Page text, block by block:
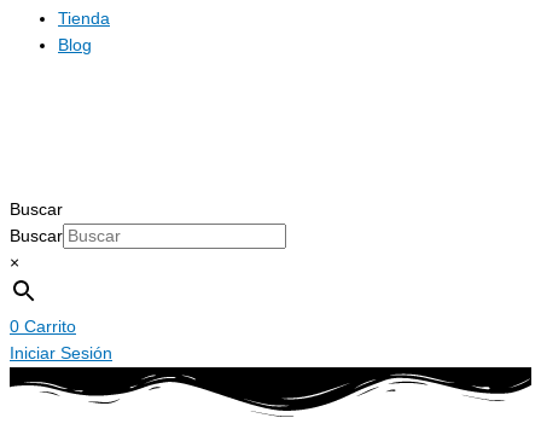
Tienda
Blog
Buscar
Buscar
×
0 Carrito
Iniciar Sesión